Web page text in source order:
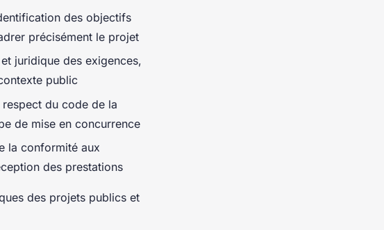
des objectifs
précisément le projet
juridique des exigences,
public
du code de la
de mise en concurrence
la conformité aux
des prestations
des projets publics et